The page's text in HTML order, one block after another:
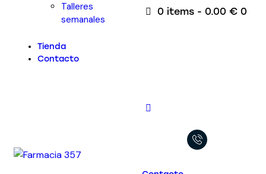
Talleres
semanales
Tienda
Contacto
0 items -0.00 € 0